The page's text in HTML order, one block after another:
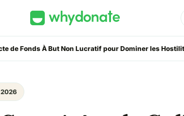
de Fonds À But Non Lucratif pour Dominer les